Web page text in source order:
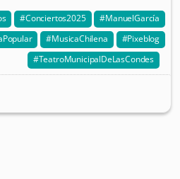
Conciertos2025
ManuelGarcía
MusicaChilena
Pixeblog
TeatroMunicipalDeLasCondes